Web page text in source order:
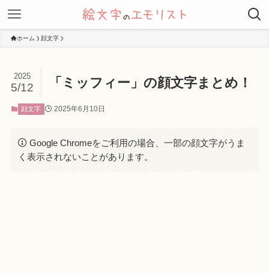
ホーム 顔文字
「ミッフィー」の顔文字まとめ！
2025
5/12
顔文字 2025年6月10日
Google Chromeをご利用の場合、一部の顔文字がうま
く表示されないことがあります。